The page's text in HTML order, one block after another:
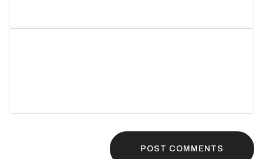
POST COMMENTS